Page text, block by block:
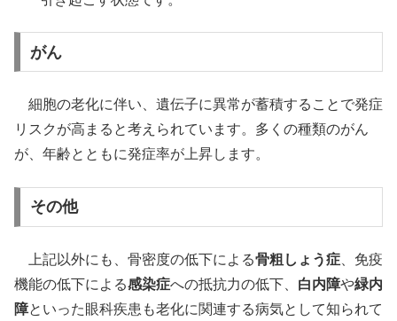
がん
細胞の老化に伴い、遺伝子に異常が蓄積することで発症
リスクが高まると考えられています。多くの種類のがん
が、年齢とともに発症率が上昇します。
その他
上記以外にも、骨密度の低下による骨粗しょう症 、免疫
機能の低下による感染症への抵抗力の低下、 白内障や緑内
障といった眼科疾患も老化に関連する病気として知られて